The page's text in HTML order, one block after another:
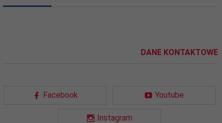
DANE KONTAKTOWE
Facebook Youtube
Instagram